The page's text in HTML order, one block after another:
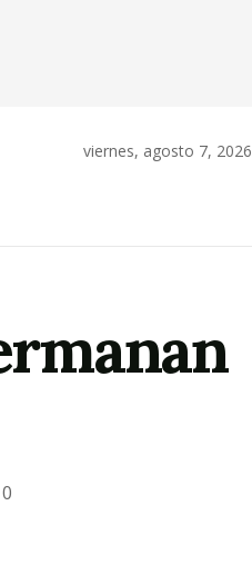
viernes, agosto 7, 2026
0